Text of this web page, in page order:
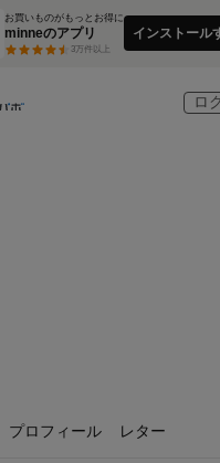
お買いものがもっとお得に
minneのアプリ
3万件以上
インストール
ロ
プロフィール レター